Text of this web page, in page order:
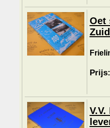
Oet